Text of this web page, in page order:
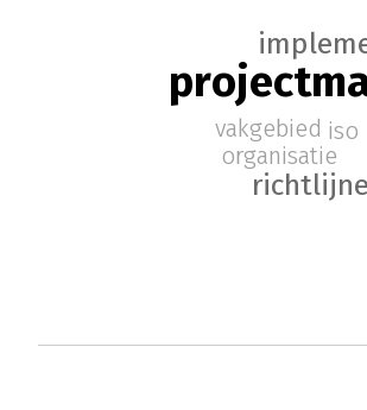
organisatie
iso
vakgebied